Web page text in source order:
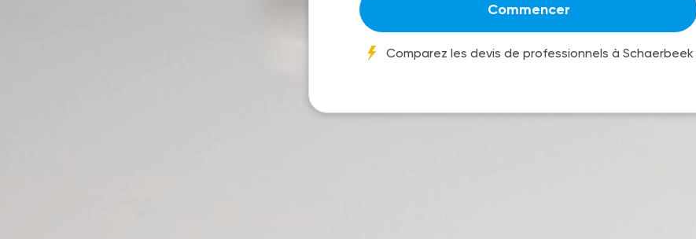
Commencer
Comparez les devis de professionnels à Schaerbeek